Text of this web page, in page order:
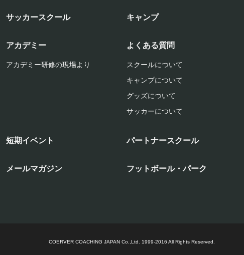
サッカースクール キャンプ
アカデミー
アカデミー研修の現場より
よくある質問
スクールについて
キャンプについて
グッズについて
サッカーについて
短期イベント パートナースクール
メールマガジン フットボール・パーク
COERVER COACHING JAPAN Co.,Ltd. 1999-2016 All Rights Reserved.